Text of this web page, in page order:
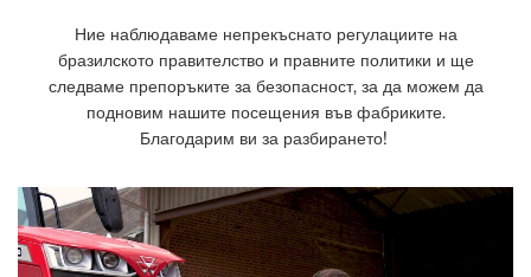
Ние наблюдаваме непрекъснато регулациите на
бразилското правителство и правните политики и ще
следваме препоръките за безопасност, за да можем да
подновим нашите посещения във фабриките.
Благодарим ви за разбирането!